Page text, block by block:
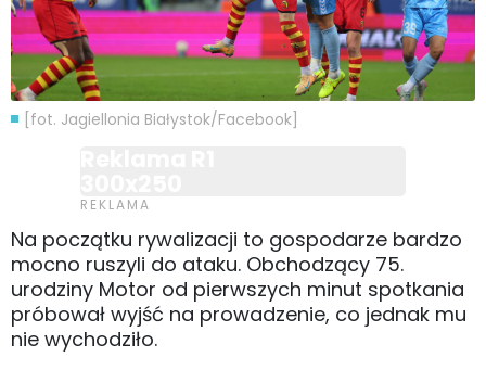
[fot. Jagiellonia Białystok/Facebook]
Na początku rywalizacji to gospodarze bardzo
mocno ruszyli do ataku. Obchodzący 75.
urodziny Motor od pierwszych minut spotkania
próbował wyjść na prowadzenie, co jednak mu
nie wychodziło.